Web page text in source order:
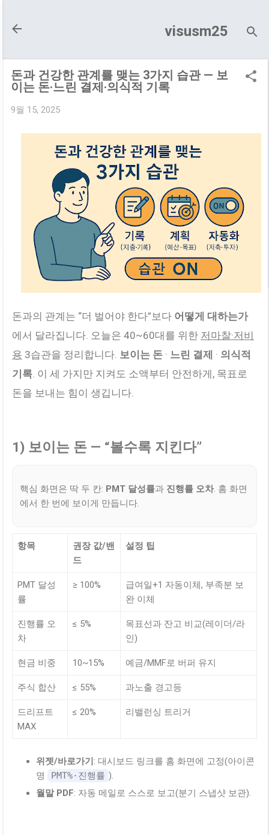
visusm25
돈과 건강한 관계를 맺는 3가지 습관 — 보
이는 돈·느린 결제·의식적 기록
9월 15, 2025
돈과의 관계는 “더 벌어야 한다”보다 어떻게 대하는가
에서 달라집니다. 오늘은 40~60대를 위한 저마찰·저비
용 3습관을 정리합니다. 보이는 돈 · 느린 결제 · 의식적
기록. 이 세 가지만 지켜도 소액부터 안전하게, 목표로
돈을 보내는 힘이 생깁니다.
1) 보이는 돈 — “볼수록 지킨다”
핵심 화면은 딱 두 칸: PMT 달성률과 진행률 오차. 홈 화면
에서 한 번에 보이게 만듭니다.
항목
권장 값/밴
드
설정 팁
PMT 달성
률
≥ 100%
급여일+1 자동이체, 부족분 보
완 이체
진행률 오
차
≤ 5%
목표선과 잔고 비교(레이더/라
인)
현금 비중 10~15% 예금/MMF로 버퍼 유지
주식 합산 ≤ 55% 과노출 경고등
드리프트
MAX
≤ 20% 리밸런싱 트리거
위젯/바로가기 : 대시보드 링크를 홈 화면에 고정(아이콘
명
PMT%·진행률 ).
월말 PDF: 자동 메일로 스스로 보고(분기 스냅샷 보관).